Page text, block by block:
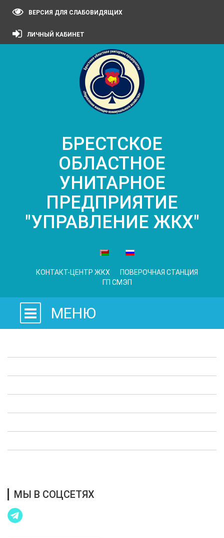
ВЕРСИЯ ДЛЯ СЛАБОВИДЯЩИХ
ЛИЧНЫЙ КАБИНЕТ
БРЕСТСКОЕ
ОБЛАСТНОЕ
УНИТАРНОЕ
ПРЕДПРИЯТИЕ
"УПРАВЛЕНИЕ ЖКХ"
КОНТАКТ-ЦЕНТР ЖКХ
ПОВЕРОЧНАЯ СТАНЦИЯ
ГП СМЭП
МЕНЮ
МЫ В СОЦСЕТЯХ